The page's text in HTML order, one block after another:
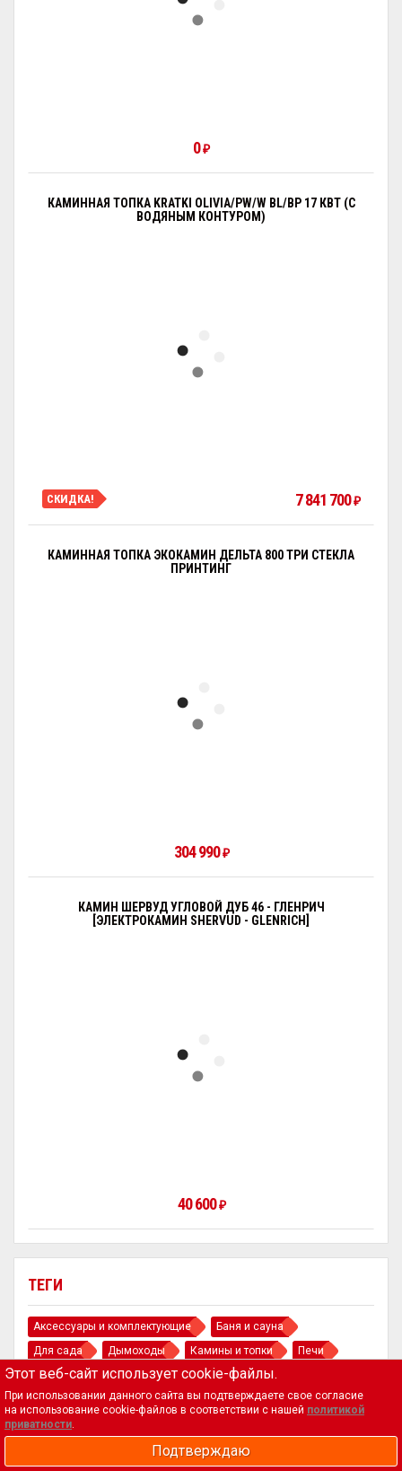
ТЕГИ
Аксессуары и комплектующие
Баня и сауна
Для сада
Дымоходы Камины и топки
Печи
Порталы и облицовка
0₽
КАМИННАЯ ТОПКА KRATKI OLIVIA/PW/W BL/BP 17 КВТ (С
ВОДЯНЫМ КОНТУРОМ)
СКИДКА! 7 841 700₽
КАМИННАЯ ТОПКА ЭКОКАМИН ДЕЛЬТА 800 ТРИ СТЕКЛА
ПРИНТИНГ
304 990₽
КАМИН ШЕРВУД УГЛОВОЙ ДУБ 46 - ГЛЕНРИЧ
[ЭЛЕКТРОКАМИН SHERVUD - GLENRICH]
40 600₽
Этот веб-сайт использует cookie-файлы.
При использовании данного сайта вы подтверждаете свое согласие
на использование cookie-файлов в соответствии с нашей политикой
приватности.
Подтверждаю